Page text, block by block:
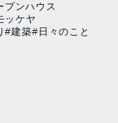
プンハウス
ッケヤ
#建築#日々のこと